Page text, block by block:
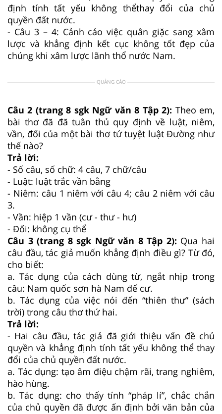
định tính tất yếu không thểthay đổi của chủ
quyền đất nước.
- Câu 3 – 4: Cảnh cáo việc quân giặc sang xâm
lược và khẳng định kết cục không tốt đẹp của
chúng khi xâm lược lãnh thổ nước Nam.
QUẢNG CÁO
Câu 2 (trang 8 sgk Ngữ văn 8 Tập 2): Theo em,
bài thơ đã đã tuân thủ quy định về luật, niêm,
vần, đối của một bài thơ tứ tuyệt luật Đường như
thế nào?
Trả lời:
- Số câu, số chữ: 4 câu, 7 chữ/câu
- Luật: luật trắc vần bằng
- Niêm: câu 1 niêm với câu 4; câu 2 niêm với câu
3.
- Vần: hiệp 1 vần (cư - thư - hư)
- Đối: không cụ thể
Câu 3 (trang 8 sgk Ngữ văn 8 Tập 2): Qua hai
câu đầu, tác giả muốn khẳng định điều gì? Từ đó,
cho biết:
a. Tác dụng của cách dùng từ, ngắt nhịp trong
câu: Nam quốc sơn hà Nam đế cư.
b. Tác dụng của việc nói đến “thiên thư” (sách
trời) trong câu thơ thứ hai.
Trả lời:
- Hai câu đầu, tác giả đã giới thiệu vấn đề chủ
quyền và khẳng định tính tất yếu không thể thay
đổi của chủ quyền đất nước.
a. Tác dụng: tạo âm điệu chậm rãi, trang nghiêm,
hào hùng.
b. Tác dụng: cho thấy tính “pháp lí”, chắc chắn
của chủ quyền đã được ấn định bởi văn bản của